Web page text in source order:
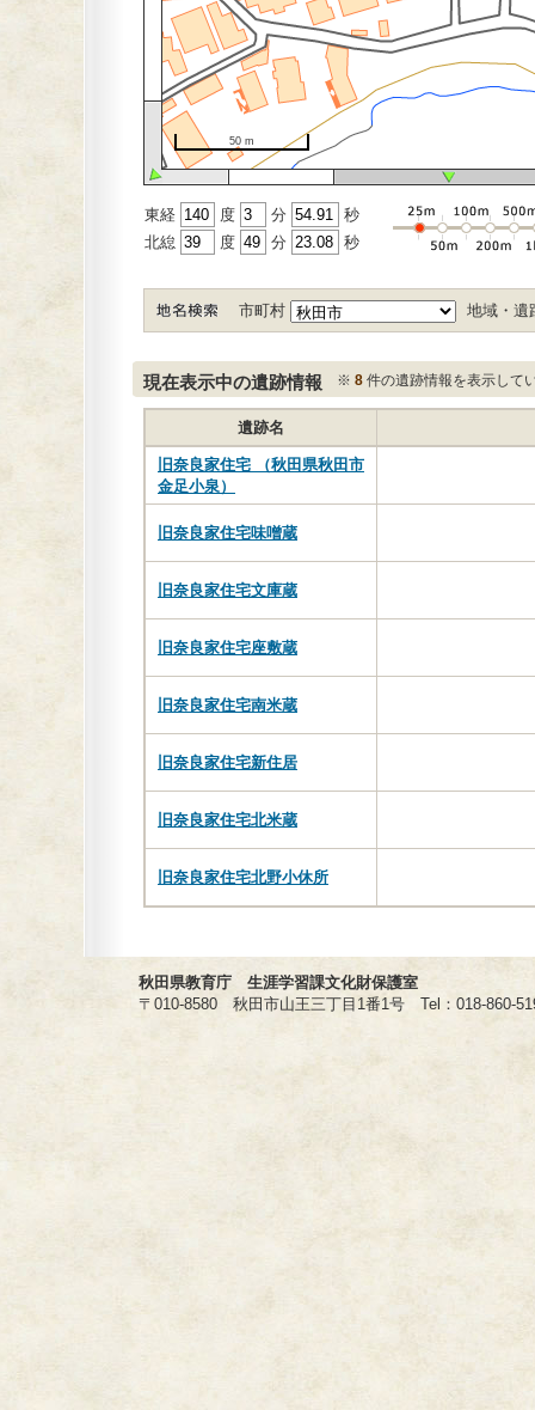
50 m
東経 度 分
秒
北緿
度 分 秒
市町村 地域・遺
現在表示中の遺跡情報 ※ 8 件の遺跡情報を表示して
遺跡名
旧奈良家住宅 （秋田県秋田市
金足小泉）
旧奈良家住宅味噌蔵
旧奈良家住宅文庫蔵
旧奈良家住宅座敷蔵
旧奈良家住宅南米蔵
旧奈良家住宅新住居
旧奈良家住宅北米蔵
旧奈良家住宅北野小休所
秋田県教育庁 生涯学習課文化財保護室
〒010-8580 秋田市山王三丁目1番1号 Tel：018-860-